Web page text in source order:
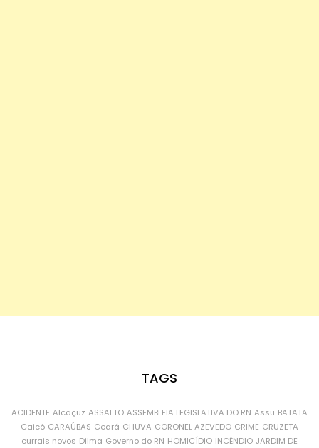
TAGS
ACIDENTE Alcaçuz ASSALTO ASSEMBLEIA LEGISLATIVA DO RN Assu BATATA
Caicó CARAÚBAS Ceará CHUVA CORONEL AZEVEDO CRIME CRUZETA
currais novos Dilma Governo do RN HOMICÍDIO INCÊNDIO JARDIM DE